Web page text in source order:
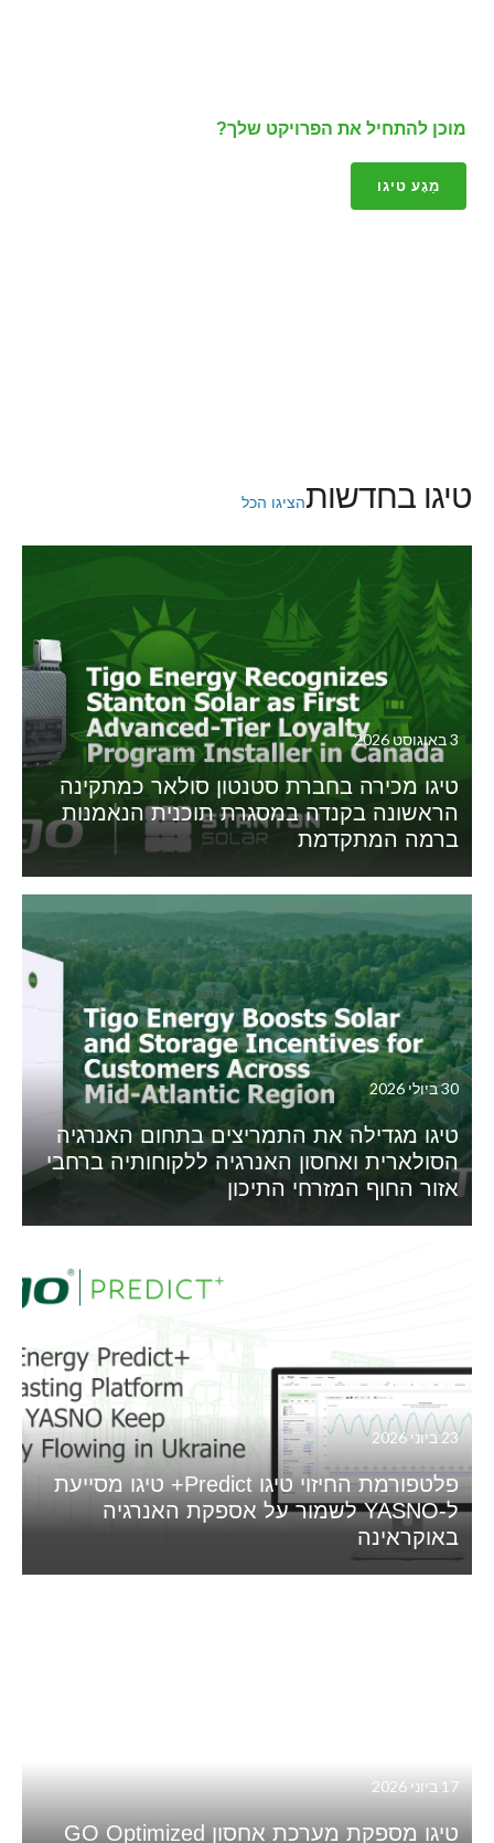
מוכן להתחיל את הפרויקט שלך?
מַגָע טיגו
טיגו בחדשותהציגו הכל
3 באוגוסט 2026
טיגו מכירה בחברת סטנטון סולאר כמתקינה
הראשונה בקנדה במסגרת תוכנית הנאמנות
ברמה המתקדמת
30 ביולי 2026
טיגו מגדילה את התמריצים בתחום האנרגיה
הסולארית ואחסון האנרגיה ללקוחותיה ברחבי
אזור החוף המזרחי התיכון
23 ביוני 2026
פלטפורמת החיזוי טיגו Predict+ טיגו מסייעת
ל-YASNO לשמור על אספקת האנרגיה
באוקראינה
17 ביוני 2026
טיגו מספקת מערכת אחסון GO Optimized